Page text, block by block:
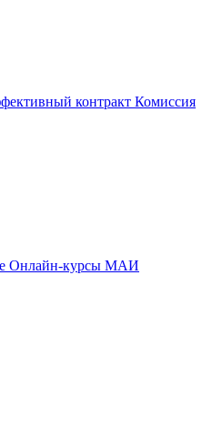
контракт Комиссия
Онлайн-курсы МАИ